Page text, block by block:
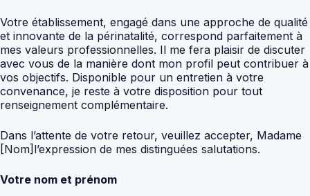
Votre établissement, engagé dans une approche de qualité
et innovante de la périnatalité, correspond parfaitement à
mes valeurs professionnelles. Il me fera plaisir de discuter
avec vous de la manière dont mon profil peut contribuer à
vos objectifs. Disponible pour un entretien à votre
convenance, je reste à votre disposition pour tout
renseignement complémentaire.
Dans l’attente de votre retour, veuillez accepter, Madame
[Nom]l’expression de mes distinguées salutations.
Votre nom et prénom